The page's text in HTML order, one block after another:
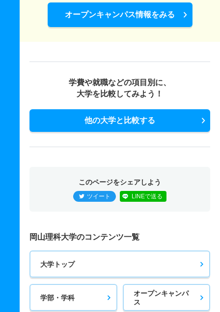
オープンキャンパス情報をみる
学費や就職などの項目別に、
大学を比較してみよう！
他の大学と比較する
このページをシェアしよう
ツイート LINEで送る
岡山理科大学のコンテンツ一覧
大学トップ
学部・学科
オープンキャンパ
ス